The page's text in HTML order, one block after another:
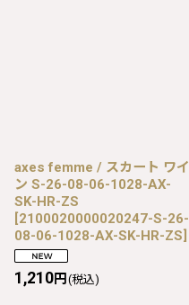
axes femme / スカート ワイ
ン S-26-08-06-1028-AX-
SK-HR-ZS
[2100020000020247-S-26-
08-06-1028-AX-SK-HR-ZS]
1,210円 (税込)